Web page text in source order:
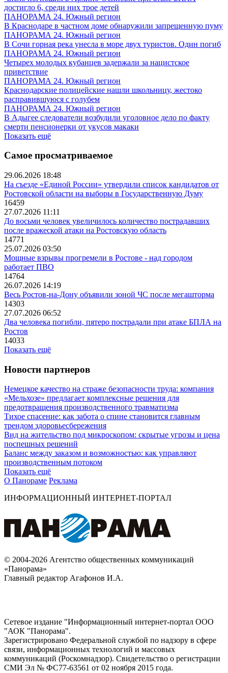
достигло 6, среди них трое детей
ПАНОРАМА 24. Южный регион
В Краснодаре в частном доме обнаружили запрещенную пуму
ПАНОРАМА 24. Южный регион
В Сочи горная река унесла в море двух туристов. Один погиб
ПАНОРАМА 24. Южный регион
Четырех молодых кубанцев задержали за нацистское
приветствие
ПАНОРАМА 24. Южный регион
Краснодарские полицейские нашли школьницу, жестоко
расправившуюся с голубем
ПАНОРАМА 24. Южный регион
В Адыгее следователи возбудили уголовное дело по факту
смерти пенсионерки от укусов макаки
Показать ещё
Самое просматриваемое
29.06.2026 18:48
На съезде «Единой России» утвердили список кандидатов от
Ростовской области на выборы в Государственную Думу
16459
27.07.2026 11:11
До восьми человек увеличилось количество пострадавших
после вражеской атаки на Ростовскую область
14771
25.07.2026 03:50
Мощные взрывы прогремели в Ростове - над городом
работает ПВО
14764
26.07.2026 14:19
Весь Ростов-на-Дону объявили зоной ЧС после мегашторма
14303
27.07.2026 06:52
Два человека погибли, пятеро пострадали при атаке БПЛА на
Ростов
14033
Показать ещё
Новости партнеров
Немецкое качество на страже безопасности труда: компания
«Мельхозе» предлагает комплексные решения для
предотвращения производственного травматизма
Тихое спасение: как забота о спине становится главным
трендом здоровьесбережения
Вид на жительство под микроскопом: скрытые угрозы и цена
поспешных решений
Баланс между заказом и возможностью: как управляют
производственным потоком
Показать ещё
О Панораме Реклама
ИНФОРМАЦИОННЫЙ ИНТЕРНЕТ-ПОРТАЛ
© 2004-2026 Агентство общественных коммуникаций
«Панорама»
Главный редактор Агафонов И.А.
Сетевое издание "Информационный интернет-портал ООО
"АОК "Панорама".
Зарегистрировано Федеральной службой по надзору в сфере
связи, информационных технологий и массовых
коммуникаций (Роскомнадзор). Cвидетельство о регистрации
СМИ Эл № ФС77-63561 от 02 ноября 2015 года.